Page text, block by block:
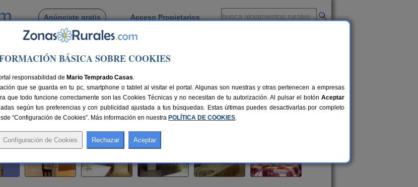
Anúnciate gratis Acceso Propietarios
por pueblo
Finca El Tornero III
de Huelva Compartir:
BÁSICA SOBRE COOKIES
responsabilidad de Mario Temprado Casas.
que se guarda en tu pc, smartphone o tablet al visitar el portal. Algunas son nuestras y otras pertenecen a empresas
que todo funcione correctamente son las Cookies Técnicas y no necesitan de tu autorización. Al pulsar el botón Aceptar
según tus preferencias y con publicidad ajustada a tus búsquedas. Estas últimas puedes desactivarlas por completo
“Configuración de Cookies”. Más información en nuestra POLÍTICA DE COOKIES.